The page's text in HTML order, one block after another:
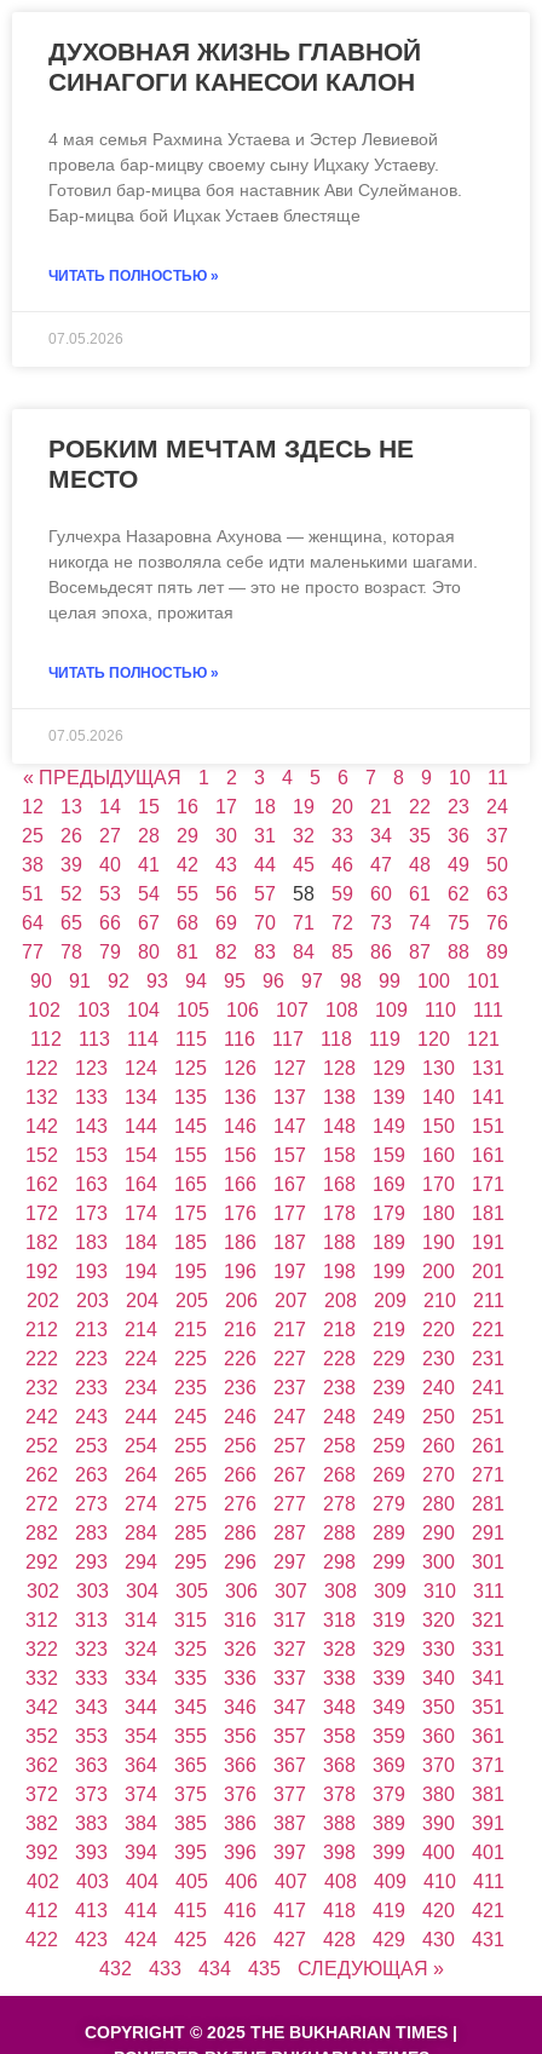
ДУХОВНАЯ ЖИЗНЬ ГЛАВНОЙ
СИНАГОГИ КАНЕСОИ КАЛОН
4 мая семья Рахмина Устаева и Эстер Левиевой
провела бар-мицву своему сыну Ицхаку Устаеву.
Готовил бар-мицва боя наставник Ави Сулейманов.
Бар-мицва бой Ицхак Устаев блестяще
ЧИТАТЬ ПОЛНОСТЬЮ »
07.05.2026
РОБКИМ МЕЧТАМ ЗДЕСЬ НЕ
МЕСТО
Гулчехра Назаровна Ахунова — женщина, которая
никогда не позволяла себе идти маленькими шагами.
Восемьдесят пять лет — это не просто возраст. Это
целая эпоха, прожитая
ЧИТАТЬ ПОЛНОСТЬЮ »
07.05.2026
« ПРЕДЫДУЩАЯ 1 2 3 4 5 6 7 8 9 10
11
12
13 14 15 16 17 18 19 20 21 22 23
24
25
26 27 28 29 30 31 32 33 34 35 36
37
38
39 40 41 42 43 44 45 46 47 48 49
50
51
52 53 54 55 56 57 58 59 60 61 62
63
64
65 66 67 68 69 70 71 72 73 74 75
76
77
78 79 80 81 82 83 84 85 86 87 88
89
90
91 92 93 94 95 96 97 98 99 100
101
102
103 104 105 106 107 108 109 110
111
112
113 114 115 116 117 118 119 120
121
122
123 124 125 126 127 128 129 130
131
132
133 134 135 136 137 138 139 140
141
142
143 144 145 146 147 148 149 150
151
152
153 154 155 156 157 158 159 160
161
162
163 164 165 166 167 168 169 170
171
172
173 174 175 176 177 178 179 180
181
182
183 184 185 186 187 188 189 190
191
192
193 194 195 196 197 198 199 200
201
202
203 204 205 206 207 208 209 210
211
212
213 214 215 216 217 218 219 220
221
222
223 224 225 226 227 228 229 230
231
232
233 234 235 236 237 238 239 240
241
242
243 244 245 246 247 248 249 250
251
252
253 254 255 256 257 258 259 260
261
262
263 264 265 266 267 268 269 270
271
272
273 274 275 276 277 278 279 280
281
282
283 284 285 286 287 288 289 290
291
292
293 294 295 296 297 298 299 300
301
302
303 304 305 306 307 308 309 310
311
312
313 314 315 316 317 318 319 320
321
322
323 324 325 326 327 328 329 330
331
332
333 334 335 336 337 338 339 340
341
342
343 344 345 346 347 348 349 350
351
352
353 354 355 356 357 358 359 360
361
362
363 364 365 366 367 368 369 370
371
372
373 374 375 376 377 378 379 380
381
382
383 384 385 386 387 388 389 390
391
392
393 394 395 396 397 398 399 400
401
402
403 404 405 406 407 408 409 410
411
412
413 414 415 416 417 418 419 420
421
422
423 424 425 426 427 428 429 430
431
432
433 434 435 СЛЕДУЮЩАЯ »
COPYRIGHT © 2025 THE BUKHARIAN TIMES |